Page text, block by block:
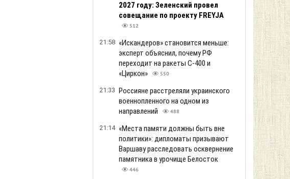
2027 году: Зеленский провел
совещание по проекту FREYJA
512
21:58 «Искандеров» становится меньше:
эксперт объяснил, почему РФ
переходит на ракеты С-400 и
«Циркон»
550
21:33 Россияне расстреляли украинского
военнопленного на одном из
направлений
488
21:14 «Места памяти должны быть вне
политики»: дипломаты призывают
Варшаву расследовать осквернение
памятника в урочище Белосток
446